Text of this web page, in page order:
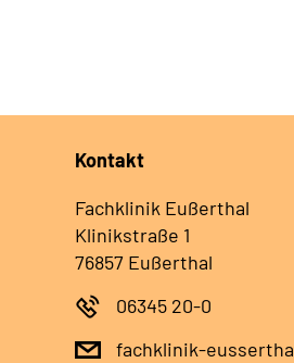
Kontakt
Fachklinik Eußerthal
Klinikstraße 1
76857 Eußerthal
06345 20-0
fachklinik-